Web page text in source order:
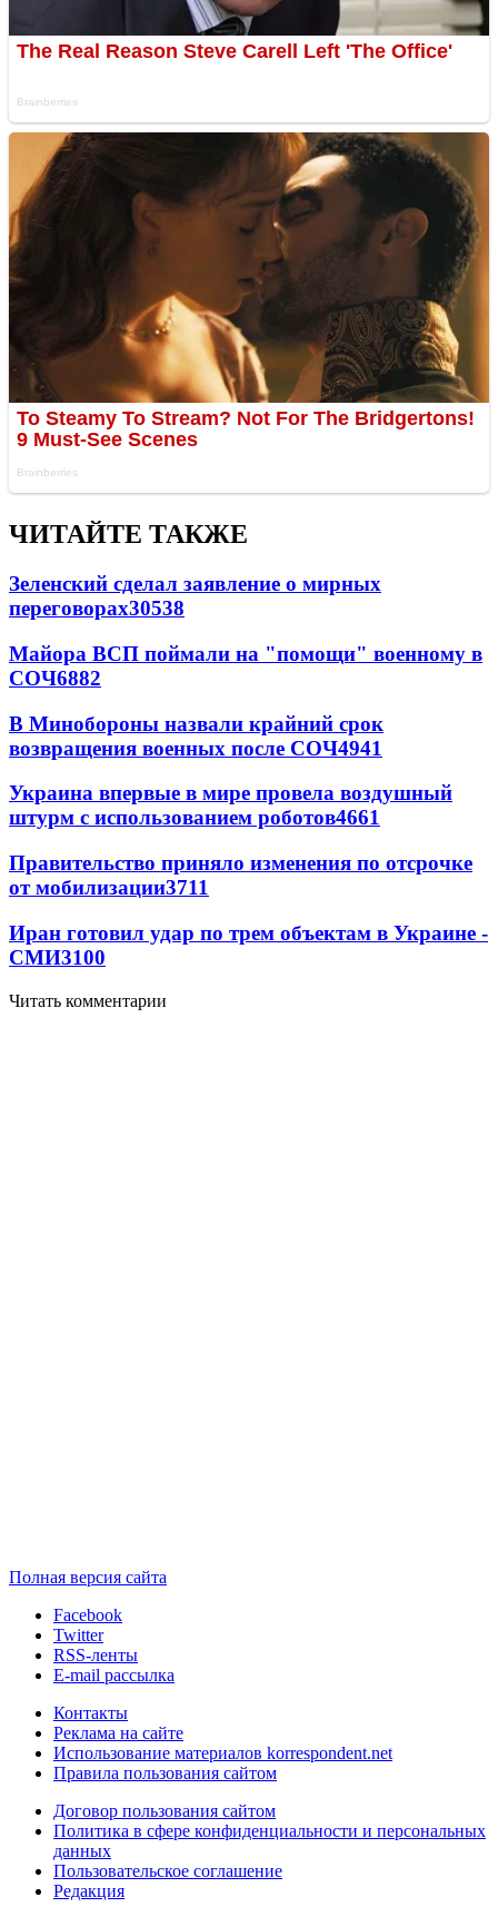
ЧИТАЙТЕ ТАКЖЕ
Зеленский сделал заявление о мирных
переговорах30538
Майора ВСП поймали на "помощи" военному в
СОЧ6882
В Минобороны назвали крайний срок
возвращения военных после СОЧ4941
Украина впервые в мире провела воздушный
штурм с использованием роботов4661
Правительство приняло изменения по отсрочке
от мобилизации3711
Иран готовил удар по трем объектам в Украине -
СМИ3100
Читать комментарии
Полная версия сайта
Facebook
Twitter
RSS-ленты
E-mail рассылка
Контакты
Реклама на сайте
Использование материалов korrespondent.net
Правила пользования сайтом
Договор пользования сайтом
Политика в сфере конфиденциальности и персональных
данных
Пользовательское соглашение
Редакция